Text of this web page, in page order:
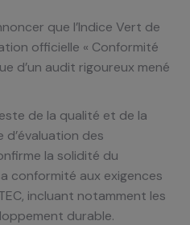
que l’Indice Vert de
officielle « Conformité
d’un audit rigoureux mené
de la qualité et de la
des
la solidité du
conformité aux exigences
incluant notamment les
durable.